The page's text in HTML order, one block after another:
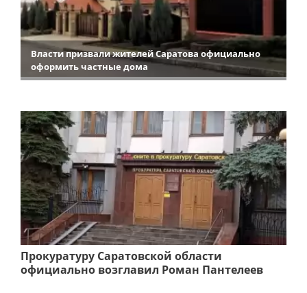
Власти призвали жителей Саратова официально
оформить частные дома
Прокуратуру Саратовской области
официально возглавил Роман Пантелеев